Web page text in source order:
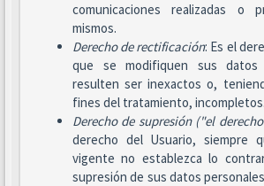
comunicaciones realizadas o
mismos.
Derecho de rectificación: Es el
que se modifiquen sus datos
resulten ser inexactos o,
fines del tratamiento, incompletos.
Derecho de supresión ("el
derecho del Usuario, siempre
vigente no establezca lo
supresión de sus datos